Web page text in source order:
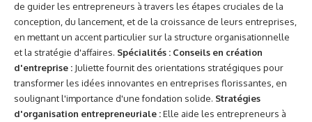
de guider les entrepreneurs à travers les étapes cruciales de la
conception, du lancement, et de la croissance de leurs entreprises,
en mettant un accent particulier sur la structure organisationnelle
et la stratégie d'affaires. Spécialités : Conseils en création
d'entreprise : Juliette fournit des orientations stratégiques pour
transformer les idées innovantes en entreprises florissantes, en
soulignant l'importance d'une fondation solide. Stratégies
d'organisation entrepreneuriale :Elle aide les entrepreneurs à